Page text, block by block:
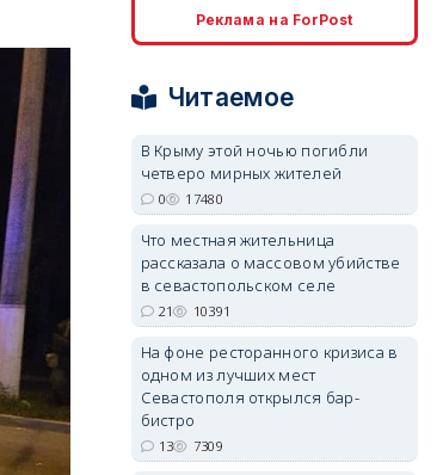
erid: 2SDnjcrDNw6
erid: 2SDnjdvhGXG
Реклама на ForPost
Читаемое
В Крыму этой ночью погибли
четверо мирных жителей
0 17480
Что местная жительница
рассказала о массовом убийстве
в севастопольском селе
21 10391
На фоне ресторанного кризиса в
одном из лучших мест
Севастополя открылся бар-
бистро
13 7309